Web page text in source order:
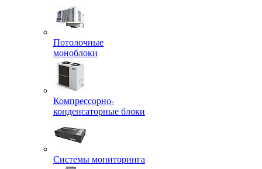
Потолочные
моноблоки
Компрессорно-
конденсаторные блоки
Системы мониторинга